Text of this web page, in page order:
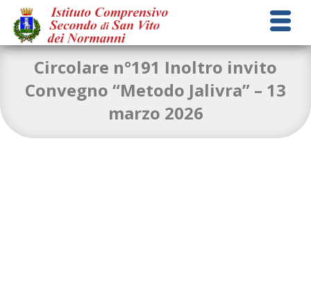
Circolare n°191 Inoltro invito
Convegno “Metodo Jalivra” – 13
marzo 2026